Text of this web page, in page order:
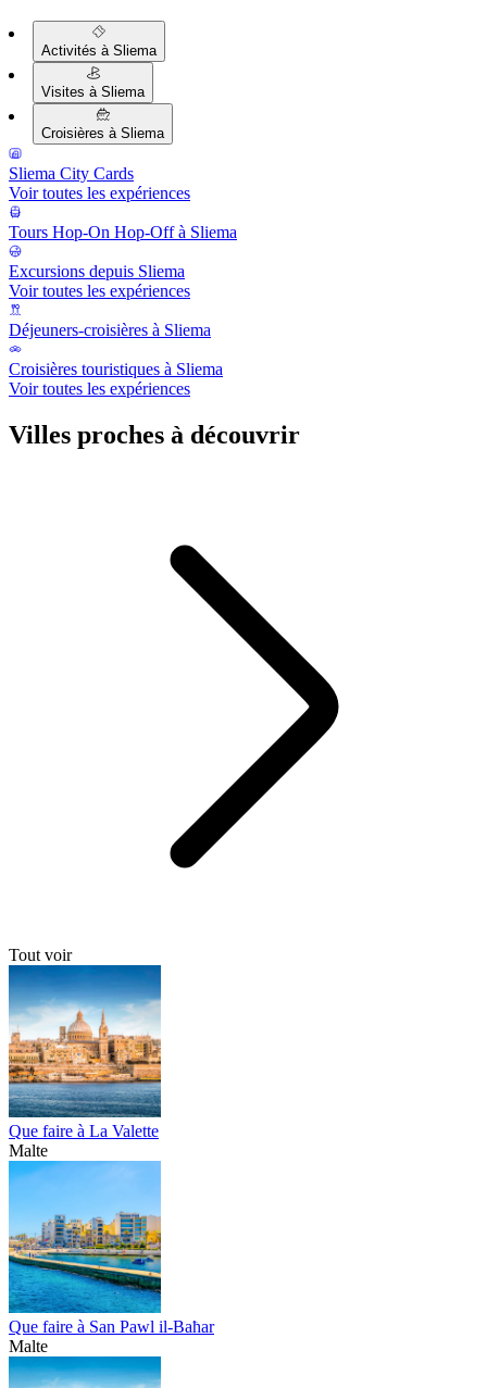
Activités à Sliema
Visites à Sliema
Croisières à Sliema
Sliema City Cards
Voir toutes les expériences
Tours Hop-On Hop-Off à Sliema
Excursions depuis Sliema
Voir toutes les expériences
Déjeuners-croisières à Sliema
Croisières touristiques à Sliema
Voir toutes les expériences
Villes proches à découvrir
Tout voir
Que faire à La Valette
Malte
Que faire à San Pawl il-Baħar
Malte